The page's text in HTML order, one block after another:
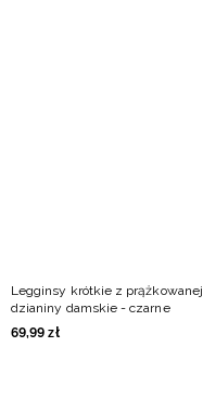
Legginsy krótkie z prążkowanej
dzianiny damskie - czarne
69,99 zł